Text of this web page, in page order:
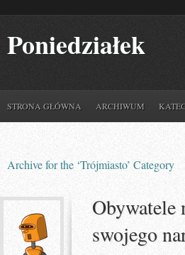
Poniedziałek
STRONA GŁÓWNA ARCHIWUM
Archive for the ‘Trójmiasto’ Category
Obywatele
swojego